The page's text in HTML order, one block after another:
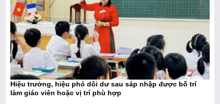
Hiệu trưởng, hiệu phó dôi dư sau sáp nhập được bố trí
làm giáo viên hoặc vị trí phù hợp